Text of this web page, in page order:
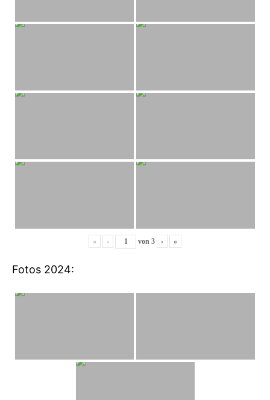
« ‹ von 3 › »
Fotos 2024: